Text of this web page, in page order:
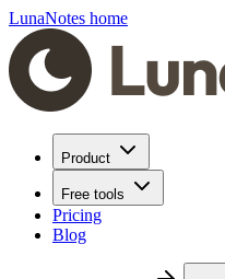
LunaNotes home
Product
Free tools
Pricing
Blog